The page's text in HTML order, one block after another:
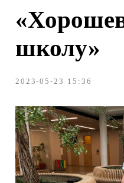
2023-05-23 15:36